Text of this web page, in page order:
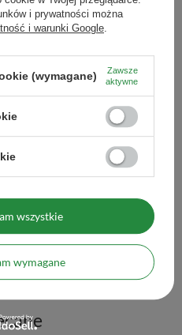
Herbata Rooibos
70,00 zł szt.
Ilość produktów
i prywatności można
i warunki Google.
(wymagane)
Zawsze
aktywne
wymagane
wszystkie